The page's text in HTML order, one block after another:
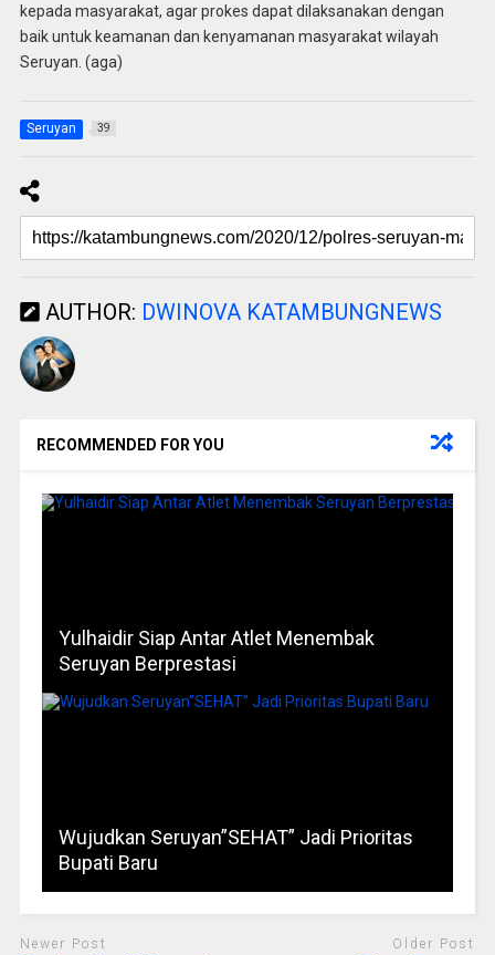
kepada masyarakat, agar prokes dapat dilaksanakan dengan
baik untuk keamanan dan kenyamanan masyarakat wilayah
Seruyan. (aga)
Seruyan 39
AUTHOR: DWINOVA KATAMBUNGNEWS
RECOMMENDED FOR YOU
Yulhaidir Siap Antar Atlet Menembak
Seruyan Berprestasi
Wujudkan Seruyan”SEHAT” Jadi Prioritas
Bupati Baru
Newer Post Older Post